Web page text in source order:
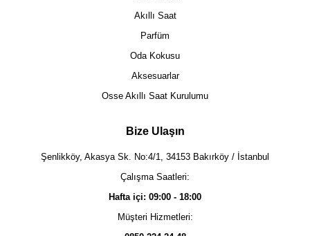
Akıllı Saat
Parfüm
Oda Kokusu
Aksesuarlar
Osse Akıllı Saat Kurulumu
Bize Ulaşın
Şenlikköy, Akasya Sk. No:4/1, 34153 Bakırköy / İstanbul
Çalışma Saatleri:
Hafta içi: 09:00 - 18:00
Müşteri Hizmetleri: